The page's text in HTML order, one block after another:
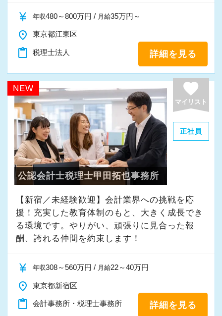
ることができました。
まだ入社１年目ですが、すでに法人20件・個人8
件を担当させてもらっています。
現在は、税理士を目指して勉強にも励んでいま
す。
オフィスに税理士がいるので、わからないこと
はすぐ聞けるのがいいですね。
経験と知識をつけて、お客様から頼られる存
在、後輩の手本になるような存在になれるよう
に頑張っています。
会社の良いところは“温かさ”があります。
お客様に対しても、仲間に対しても、アットホ
ームで明るい会社です。
チームで動いているので、わからないことや困
くことができて安心です。
数字が好きで人と関わるのが好きな人でした
ら、この仕事に向いていると思います。
り】
社会保険等の一般的な福利厚生の他に、各種手
当も充実。
税務能力検定等の資格検定に合格するともらえ
る「合格手当」、社員には入社3年（5万円）・5
年（10万円）を支給する「勤続手当」もありま
す。
詳しくはこちら（リンク先：https://www.tokyo-
consulting.com/recruit/environment/benefits）
【成長のための5つのこだわりを大事にしていま
す】
ポンス・プラス思考・有言実行・他責禁止・気
配り」を掲げ、一人ひとりが実行しています。
より多くの「ありがとう」と笑顔をいただき続
す。
【求職者へのメッセージ】
当社では、「こうなりたい」という将来のキャ
事例研修など用意しながらスタッフの成長をバ
ックアップしています。
他にも会計人として押さえるべき重要項目につ
いて法改正に関する勉強会や内部・外部から講
師陣を招きスタッフ全体で知識の共有を図りま
す。
組織内には税理士、公認会計士、中小企業診断
士など、税務・会計に関わる様々な分野のエキ
スパートが集結しています。
そして案件によっては、チームを組んで業務を
進めることもありますので、他のエキスパート
による協力と刺激を受けながら自身の専門スキ
ルを磨けます。
会計事務所に限らずこれまでのご経験や取得さ
れた資格など、大いに活かしながら活躍するこ
◆お客様を税務・会計の面からサポートしたい
方
◆会計とITの知識を使って活躍したい方
currency_yen 年収480～800万円 / 月給35万円～
place 東京都江東区
content_paste 税理士法人 詳細を見る
NEW favorite
マイリスト
正社員
公認会計士税理士甲田拓也事務所
【新宿／未経験歓迎】会計業界への挑戦を応
援！充実した教育体制のもと、大きく成長でき
る環境です。やりがい、頑張りに見合った報
酬、誇れる仲間を約束します！
currency_yen 年収308～560万円 / 月給22～40万円
place 東京都新宿区
content_paste 会計事務所・税理士事務所 詳細を見る